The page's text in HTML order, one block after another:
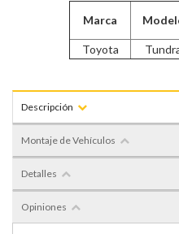
Marca
Toyota
Descripción
Montaje de Vehículos
Detalles
Opiniones